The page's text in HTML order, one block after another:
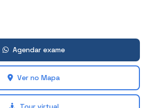
Agendar exame
Ver no Mapa